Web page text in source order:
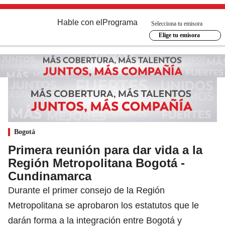
Hable con el Programa
Selecciona tu emisora
Elige tu emisora
Bogotá
Primera reunión para dar vida a la
Región Metropolitana Bogotá -
Cundinamarca
Durante el primer consejo de la Región
Metropolitana se aprobaron los estatutos que le
darán forma a la integración entre Bogotá y